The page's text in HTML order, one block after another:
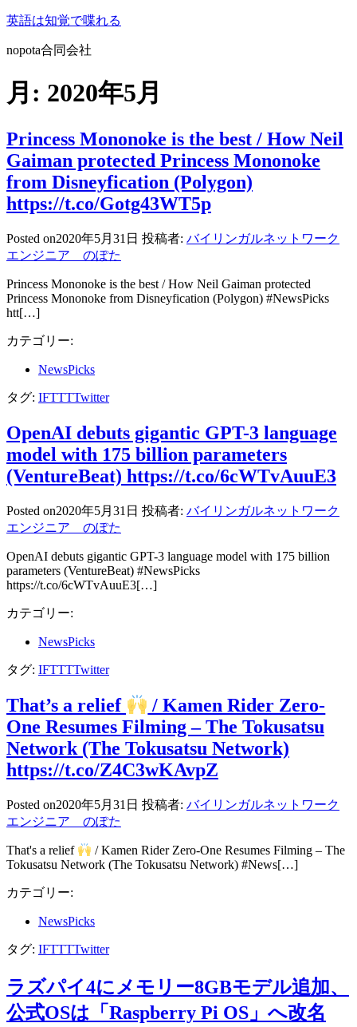
コ
テ
ツ
へ
キ
ッ
プ
英語は知覚で喋れる
nopota合同会社
月: 2020年5月
Princess Mononoke is the best / How Neil
Gaiman protected Princess Mononoke
from Disneyfication (Polygon)
https://t.co/Gotg43WT5p
Posted on2020年5月31日 投稿者: バイリンガルネットワーク
エンジニア のぽた
Princess Mononoke is the best / How Neil Gaiman protected
Princess Mononoke from Disneyfication (Polygon) #NewsPicks
htt[…]
カテゴリー:
NewsPicks
タグ: IFTTTTwitter
OpenAI debuts gigantic GPT-3 language
model with 175 billion parameters
(VentureBeat) https://t.co/6cWTvAuuE3
Posted on2020年5月31日 投稿者: バイリンガルネットワーク
エンジニア のぽた
OpenAI debuts gigantic GPT-3 language model with 175 billion
parameters (VentureBeat) #NewsPicks
https://t.co/6cWTvAuuE3[…]
カテゴリー:
NewsPicks
タグ: IFTTTTwitter
That’s a relief
/ Kamen Rider Zero-
One Resumes Filming – The Tokusatsu
Network (The Tokusatsu Network)
https://t.co/Z4C3wKAvpZ
Posted on2020年5月31日 投稿者: バイリンガルネットワーク
エンジニア のぽた
That's a relief
/ Kamen Rider Zero-One Resumes Filming – The
Tokusatsu Network (The Tokusatsu Network) #News[…]
カテゴリー:
NewsPicks
タグ: IFTTTTwitter
ラズパイ4にメモリー8GBモデル追加、
公式OSは「Raspberry Pi OS」へ改名